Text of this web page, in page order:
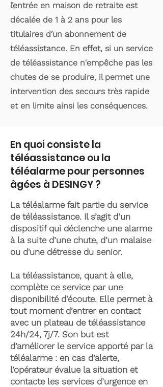
l’entrée en maison de retraite est
décalée de 1 à 2 ans pour les
titulaires d’un abonnement de
téléassistance. En effet, si un service
de téléassistance n'empêche pas les
chutes de se produire, il permet une
intervention des secours très rapide
et en limite ainsi les conséquences.
En quoi consiste la
téléassistance ou la
téléalarme pour personnes
âgées à DESINGY ?
La téléalarme fait partie du service
de téléassistance. Il s’agit d’un
dispositif qui déclenche une alarme
à la suite d’une chute, d’un malaise
ou d'une détresse du senior.
La téléassistance, quant à elle,
complète ce service par une
disponibilité d'écoute. Elle permet à
tout moment d’entrer en contact
avec un plateau de téléassistance
24h/24, 7j/7. Son but est
d’améliorer le service apporté par la
téléalarme : en cas d’alerte,
l’opérateur évalue la situation et
contacte les services d’urgence en